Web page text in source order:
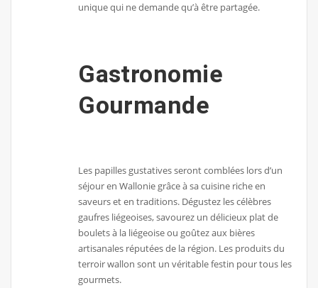
unique qui ne demande qu’à être partagée.
Gastronomie
Gourmande
Les papilles gustatives seront comblées lors d’un
séjour en Wallonie grâce à sa cuisine riche en
saveurs et en traditions. Dégustez les célèbres
gaufres liégeoises, savourez un délicieux plat de
boulets à la liégeoise ou goûtez aux bières
artisanales réputées de la région. Les produits du
terroir wallon sont un véritable festin pour tous les
gourmets.